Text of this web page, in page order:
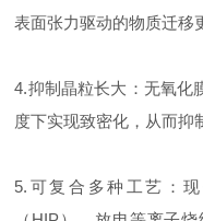
表面张力驱动的物质迁移
4.抑制晶粒长大：无氧化
度下实现致密化，从而抑
5.可复合多种工艺：